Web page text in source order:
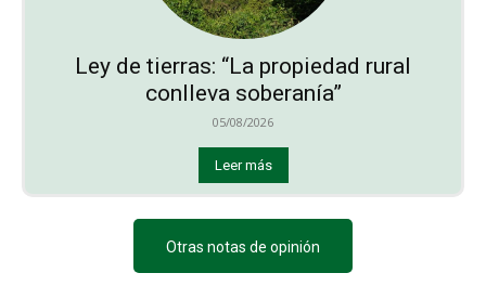
Ley de tierras: “La propiedad rural
conlleva soberanía”
05/08/2026
Leer más
Otras notas de opinión